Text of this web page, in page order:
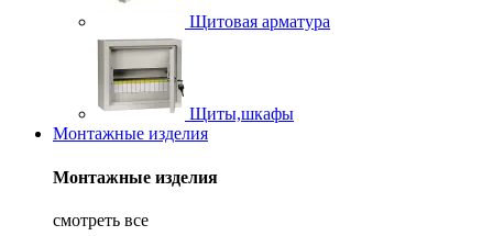
Щитовая арматура
Щиты,шкафы
Монтажные изделия
Монтажные изделия
смотреть все